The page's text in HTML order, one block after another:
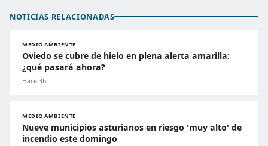
NOTICIAS RELACIONADAS
MEDIO AMBIENTE
Oviedo se cubre de hielo en plena alerta amarilla:
¿qué pasará ahora?
Hace 3h
MEDIO AMBIENTE
Nueve municipios asturianos en riesgo 'muy alto' de
incendio este domingo